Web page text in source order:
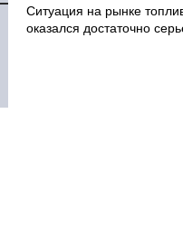
Ситуация на рынке
оказался достаточно